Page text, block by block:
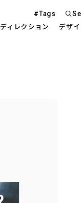
ディレクション デザ
#Tags
Site